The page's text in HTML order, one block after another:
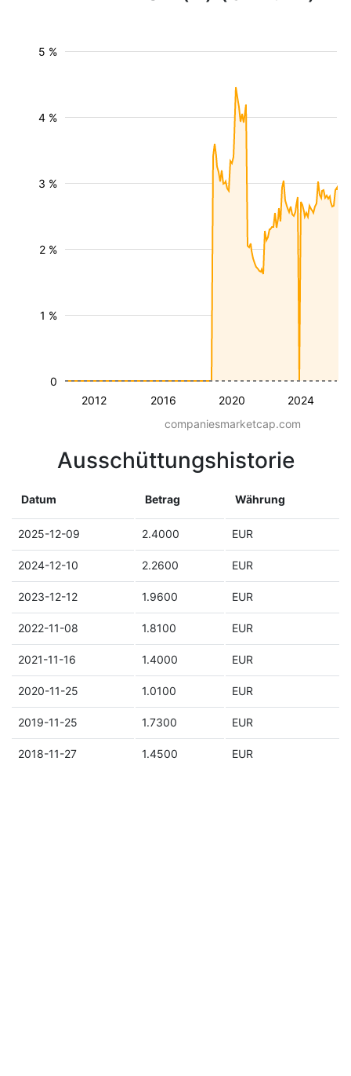
2012 2016 2020 2024
1 %
2 %
3 %
4 %
5 %
0
companiesmarketcap.com
Ausschüttungshistorie
Datum Betrag Währung
2025-12-09 2.4000 EUR
2024-12-10 2.2600 EUR
2023-12-12 1.9600 EUR
2022-11-08 1.8100 EUR
2021-11-16 1.4000 EUR
2020-11-25 1.0100 EUR
2019-11-25 1.7300 EUR
2018-11-27 1.4500 EUR